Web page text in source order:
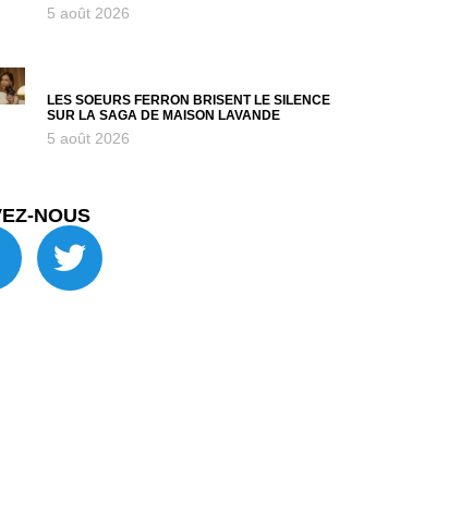
5 août 2026
LES SOEURS FERRON BRISENT LE SILENCE
SUR LA SAGA DE MAISON LAVANDE
5 août 2026
NOUS